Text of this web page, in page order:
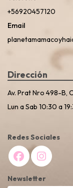
+56920457120
Email
Dirección
Av. Prat Nro 498-B,
Lun a Sab 10:30 a
Redes Sociales
Newsletter